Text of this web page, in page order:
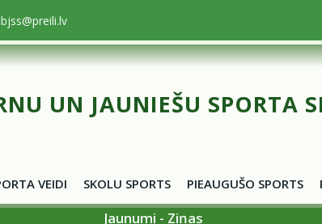
UN JAUNIEŠU SPORTA
VEIDI SKOLU SPORTS PIEAUGUŠO SPORTS
Jaunumi - Ziņas